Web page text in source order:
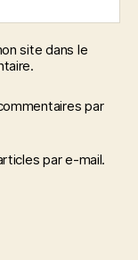
site dans le
par
par e-mail.